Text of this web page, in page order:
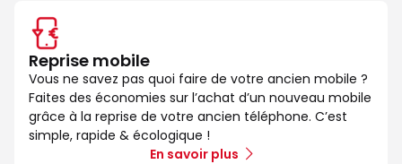
Reprise mobile
Vous ne savez pas quoi faire de votre ancien mobile ?
Faites des économies sur l’achat d’un nouveau mobile
grâce à la reprise de votre ancien téléphone. C’est
simple, rapide & écologique !
En savoir plus